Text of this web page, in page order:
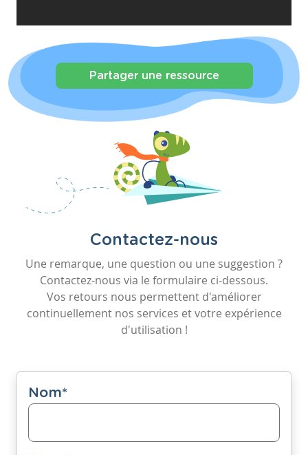
Partager une ressource
Contactez-nous
Une remarque, une question ou une suggestion ?
Contactez-nous via le formulaire ci-dessous.
Vos retours nous permettent d'améliorer
continuellement nos services et votre expérience
d'utilisation !
Nom*